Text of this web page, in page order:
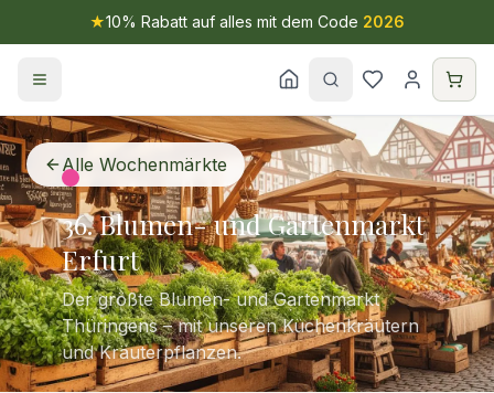
★10% Rabatt auf alles mit dem Code 2026
Alle Wochenmärkte
36. Blumen- und Gartenmarkt
Erfurt
Der größte Blumen- und Gartenmarkt
Thüringens – mit unseren Küchenkräutern
und Kräuterpflanzen.